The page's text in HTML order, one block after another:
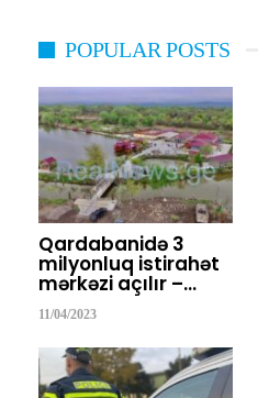
POPULAR POSTS
Qardabanidə 3
milyonluq istirahət
mərkəzi açılır –…
11/04/2023